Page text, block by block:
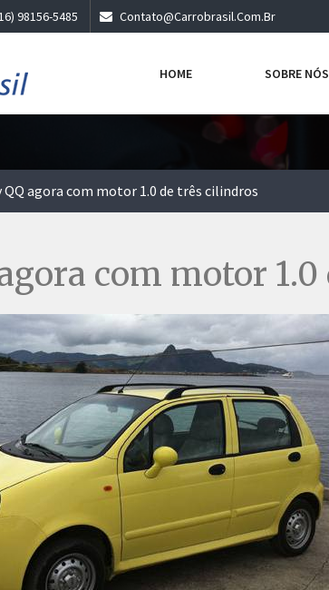
98156-5485 Contato@carrobrasil.com.br
HOME SOBRE NÓS
QQ agora com motor 1.0 de três cilindros
com motor